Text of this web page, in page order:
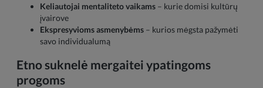
Keliautojai mentaliteto vaikams – kurie domisi kultūrų
įvairove
Ekspresyvioms asmenybėms – kurios mėgsta pažymėti
savo individualumą
Etno suknelė mergaitei ypatingoms
progoms